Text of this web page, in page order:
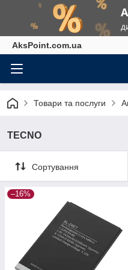
AksPoint.com.ua
Товари та послуги
TECNO
Сортування
–16%